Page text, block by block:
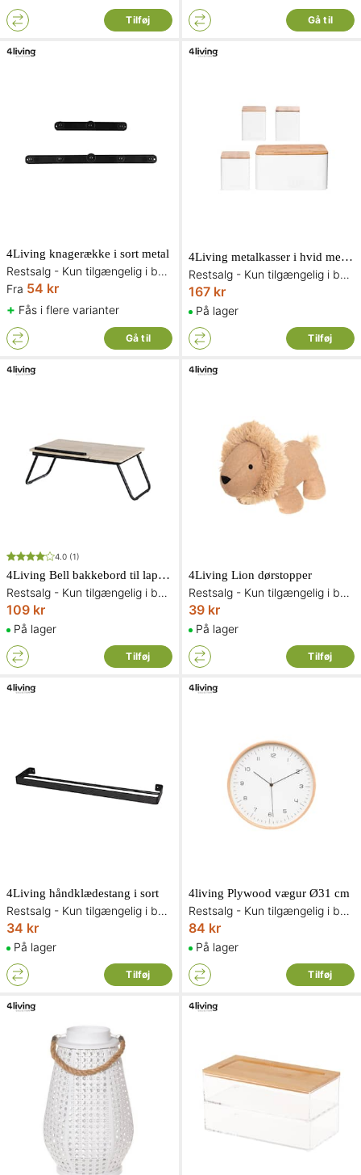
Tilføj Gå til
4Living knagerække i sort metal
Restsalg - Kun tilgængelig i begrænset antal og så længe lager haves
Fra 54 kr
+ Fås i flere varianter
Gå til
4Living metalkasser i hvid med trælåg 4 stk.
Restsalg - Kun tilgængelig i begrænset antal og så længe lager haves
167 kr
På lager
Tilføj
4.0 (1)
4Living Bell bakkebord til laptop
Restsalg - Kun tilgængelig i begrænset antal og så længe lager haves
109 kr
På lager
Tilføj
4Living Lion dørstopper
Restsalg - Kun tilgængelig i begrænset antal og så længe lager haves
39 kr
På lager
Tilføj
4Living håndklædestang i sort
Restsalg - Kun tilgængelig i begrænset antal og så længe lager haves
34 kr
På lager
Tilføj
4living Plywood vægur Ø31 cm
Restsalg - Kun tilgængelig i begrænset antal og så længe lager haves
84 kr
På lager
Tilføj